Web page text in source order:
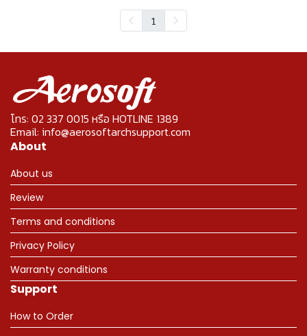
1
โทร: 02 337 0015 หรือ HOTLINE 1389
Email: info@aerosoftarchsupport.com
About
About us
Review
Terms and conditions
Privacy Policy
Warranty conditions
Support
How to Order